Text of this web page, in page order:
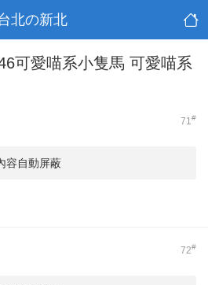
北の新北
可愛喵系小隻馬 可愛喵系
71#
容自動屏蔽
72#